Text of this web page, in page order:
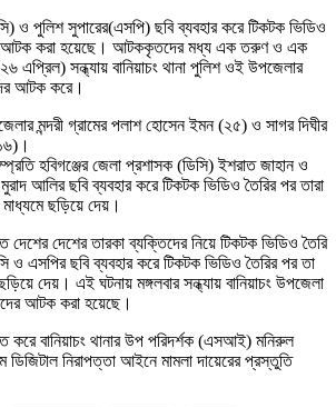
ও পুলিশ সুপারের(এসপি) ছবি ব্যবহার করে টিকটক ভিডিও
আটক করা হয়েছে। আটককৃতদের মধ্য এক তরুণ ও এক
এপ্রিল) সন্ধ্যায় বানিয়াচং থানা পুলিশ ওই উপজেলার
আটক করে।
মন্দরী গ্রামের পলাশ হোসেন ইমন (২৫) ও সাগর দিঘীর
হবিগঞ্জের জেলা প্রশাসক (ডিসি) ইশরাত জাহান ও
আলির ছবি ব্যবহার করে টিকটক ভিডিও তৈরির পর তারা
ছড়িয়ে দেয়।
দেশের তারকা ব্যক্তিদের নিয়ে টিকটক ভিডিও তৈরি
ও এসপির ছবি ব্যবহার করে টিকটক ভিডিও তৈরির পর তা
দেয়। এই ঘটনায় মঙ্গলবার সন্ধ্যায় বানিয়াচং উপজেলা
আটক করা হয়েছে।
বানিয়াচং থানার উপ পরিদর্শক (এসআই) মনিরুল
নিরাপত্তা আইনে মামলা দায়েরের প্রস্তুতি